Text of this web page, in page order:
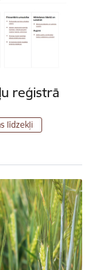
reģistrā
līdzekļi